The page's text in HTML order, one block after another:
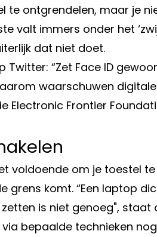
te ontgrendelen, maar je
valt immers onder het
dat niet doet.
“Zet Face ID
waarschuwen digitale
Electronic Frontier
voldoende om je toestel
grens komt. “Een laptop
is niet genoeg", staat
bepaalde technieken